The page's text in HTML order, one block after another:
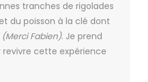
tranches de rigolades
du poisson à la clé dont
(Merci Fabien). Je prend
revivre cette expérience